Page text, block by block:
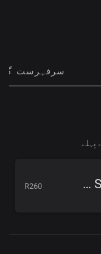
سرفہرست
Music Rights Book Vol 2 by Sakhele Mzalazala
R260